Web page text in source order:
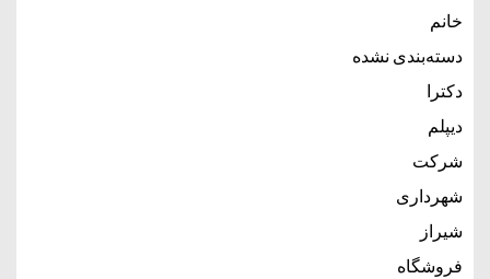
خانم
دسته‌بندی نشده
دکترا
دیپلم
شرکت
شهرداری
شیراز
فروشگاه